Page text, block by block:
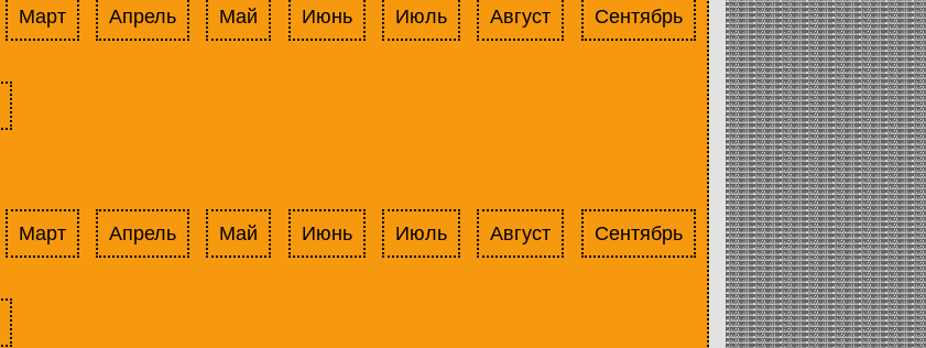
Март Апрель Май Июнь Июль Август Сентябрь
Март Апрель Май Июнь Июль Август Сентябрь